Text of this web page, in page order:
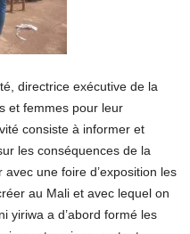
directrice exécutive de la
et femmes pour leur
consiste à informer et
les conséquences de la
une foire d’exposition les
au Mali et avec lequel on
yiriwa a d’abord formé les